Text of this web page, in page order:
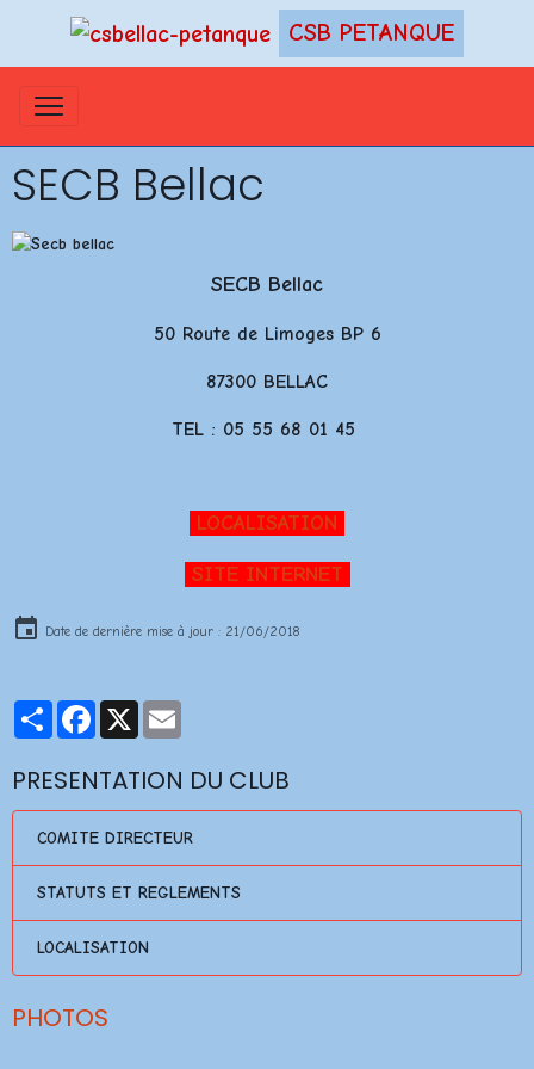
CSB PETANQUE
SECB Bellac
SECB Bellac
50 Route de Limoges BP 6
87300 BELLAC
TEL : 05 55 68 01 45
LOCALISATION
SITE INTERNET
Date de dernière mise à jour : 21/06/2018
PartagerFacebook
X
PRESENTATION DU CLUB
COMITE DIRECTEUR
STATUTS ET REGLEMENTS
LOCALISATION
PHOTOS